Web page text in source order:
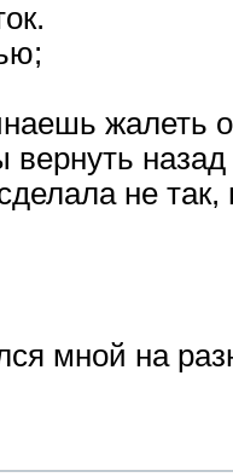
жалеть
назад
не
мной на